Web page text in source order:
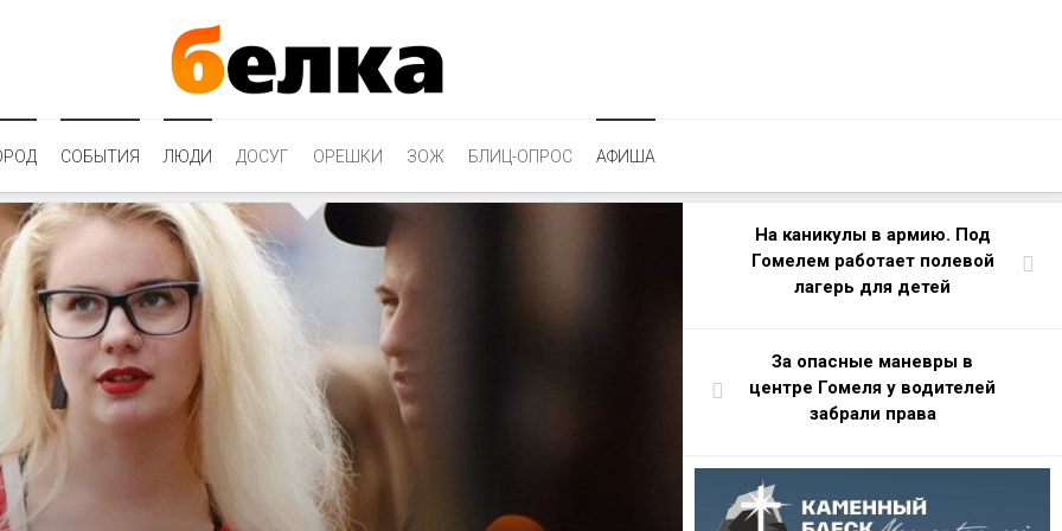
СОБЫТИЯ ЛЮДИ ДОСУГ ОРЕШКИ ЗОЖ БЛИЦ-ОПРОС АФИША
На каникулы в армию. Под
Гомелем работает полевой
лагерь для детей
За опасные маневры в
центре Гомеля у водителей
забрали права